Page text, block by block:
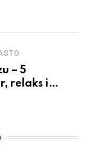
– 5
relaks i